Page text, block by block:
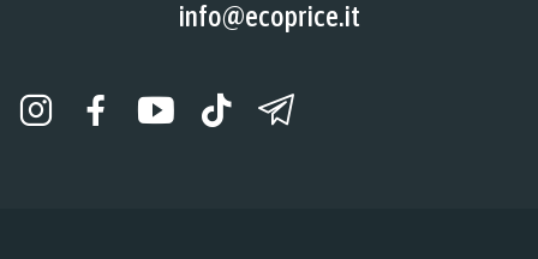
info@ecoprice.it